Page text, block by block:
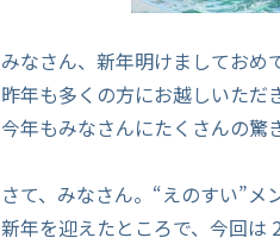
みなさん、新年明けましておめ
昨年も多くの方にお越しいただ
今年もみなさんにたくさんの驚
さて、みなさん。“えのすい”メ
新年を迎えたところで、今回は